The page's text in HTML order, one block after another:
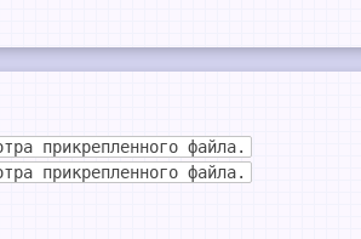
прикрепленного файла.
прикрепленного файла.